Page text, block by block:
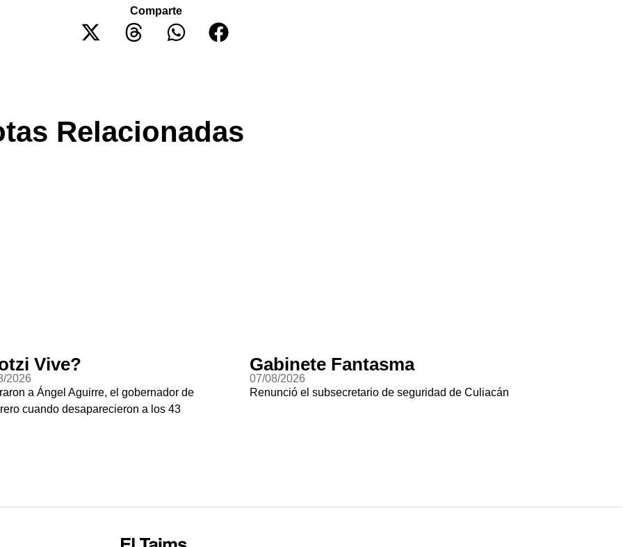
Comparte
Relacionadas
Vive?
2026
a Ángel Aguirre, el gobernador de
cuando desaparecieron a los 43
Gabinete Fantasma
07/08/2026
Renunció el subsecretario de seguridad de Culiacán